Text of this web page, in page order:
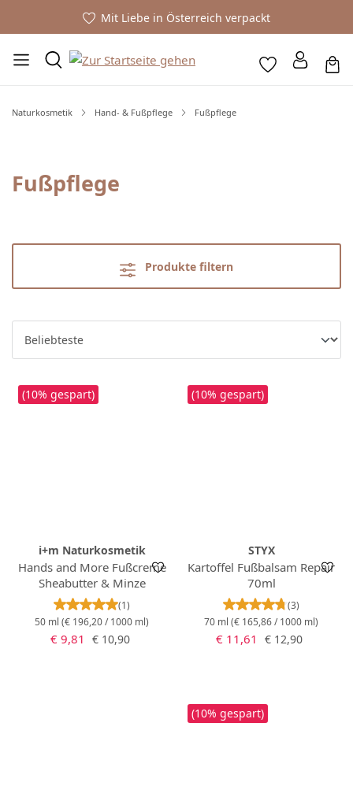
Mit Liebe in Österreich verpackt
Naturkosmetik Hand- & Fußpflege Fußpflege
Fußpflege
Produkte filtern
(10% gespart)
i+m Naturkosmetik
Hands and More Fußcreme
Sheabutter & Minze
Durchschnittliche Bewertung von 5 von 5
(1)
50 ml (€ 196,20 / 1000 ml)
Verkaufspreis:
€ 9,81 Regulärer Preis:
€ 10,90
(10% gespart)
STYX
Kartoffel Fußbalsam Repair
70ml
(3)
70 ml (€ 165,86 / 1000 ml)
Verkaufspreis:
€ 11,61 Regulärer Preis:
€ 12,90
(10% gespart)